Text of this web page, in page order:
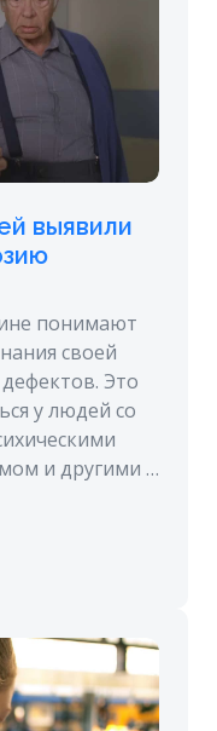
выявили
понимают
своей
Это
у людей со
и другими …